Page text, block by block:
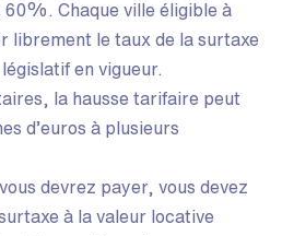
Chaque ville éligible à
librement le taux de la surtaxe
en vigueur.
la hausse tarifaire peut
d’euros à plusieurs
devrez payer, vous devez
à la valeur locative